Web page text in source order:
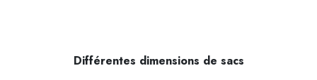
Différentes dimensions de sacs